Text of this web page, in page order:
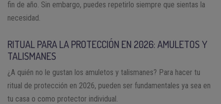
fin de año. Sin embargo, puedes repetirlo siempre que sientas la
necesidad.
RITUAL PARA LA PROTECCIÓN EN 2026: AMULETOS Y
TALISMANES
¿A quién no le gustan los amuletos y talismanes? Para hacer tu
ritual de protección en 2026, pueden ser fundamentales ya sea en
tu casa o como protector individual.